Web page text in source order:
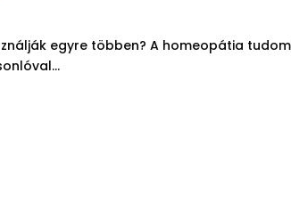
egyre többen? A homeopátia